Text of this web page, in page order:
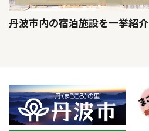
丹波市内の宿泊施設を一挙紹介